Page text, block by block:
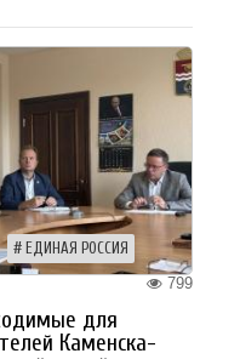
ЕДИНАЯ РОССИЯ
799
для
Каменска-